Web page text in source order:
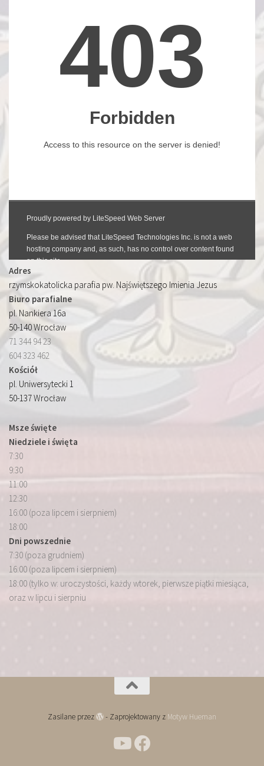
Adres
rzymskokatolicka parafia pw. Najświętszego Imienia Jezus
Biuro parafialne
pl. Nankiera 16a
50-140 Wrocław
71 344 94 23
604 323 462
Kościół
pl. Uniwersytecki 1
50-137 Wrocław
Msze święte
Niedziele i święta
7:30
9:30
11:00
12:30
16:00 (poza lipcem i sierpniem)
18:00
Dni powszednie
7:30 (poza grudniem)
16:00 (poza lipcem i sierpniem)
18:00 (tylko w: uroczystości, każdy wtorek, pierwsze piątki miesiąca,
oraz w lipcu i sierpniu
Zasilane przez - Zaprojektowany z Motyw Hueman